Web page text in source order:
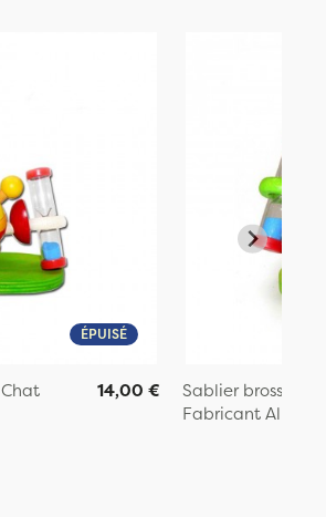
ÉPUISÉ
14,00 €
Sablier brosse à
Fabricant